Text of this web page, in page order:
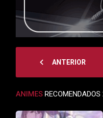
navigate_before ANTERIOR
ANIMES